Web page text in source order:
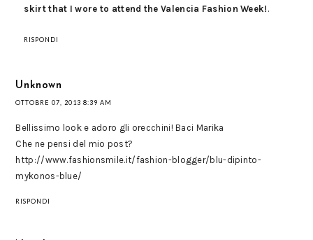
skirt that I wore to attend the Valencia Fashion Week! .
RISPONDI
Unknown
OTTOBRE 07, 2013 8:39 AM
Bellissimo look e adoro gli orecchini! Baci Marika
Che ne pensi del mio post?
http://www.fashionsmile.it/fashion-blogger/blu-dipinto-
mykonos-blue/
RISPONDI